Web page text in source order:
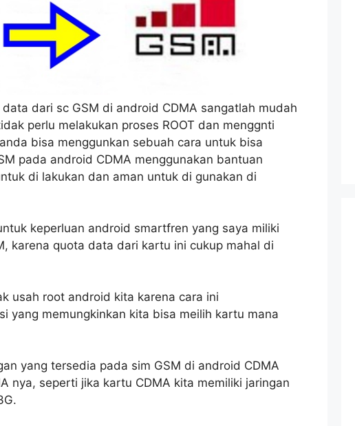
dari sc GSM di android CDMA sangatlah mudah
perlu melakukan proses ROOT dan menggnti
bisa menggunkan sebuah cara untuk bisa
pada android CDMA menggunakan bantuan
di lakukan dan aman untuk di gunakan di
keperluan android smartfren yang saya miliki
karena quota data dari kartu ini cukup mahal di
usah root android kita karena cara ini
yang memungkinkan kita bisa meilih kartu mana
yang tersedia pada sim GSM di android CDMA
nya, seperti jika kartu CDMA kita memiliki jaringan